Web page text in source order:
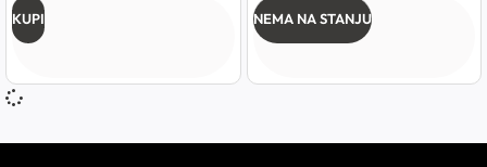
KUPI NEMA NA STANJU